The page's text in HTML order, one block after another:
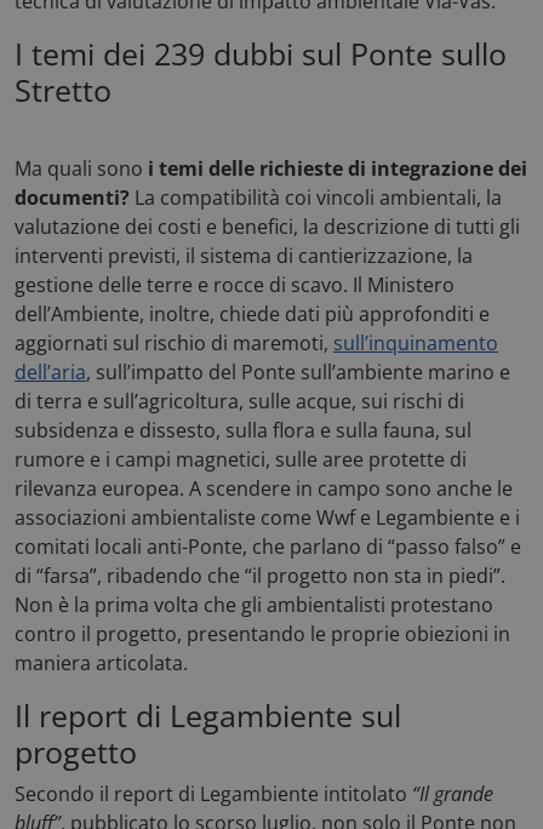
I temi dei 239 dubbi sul Ponte sullo
Stretto
Ma quali sono i temi delle richieste di integrazione dei
documenti? La compatibilità coi vincoli ambientali, la
valutazione dei costi e benefici, la descrizione di tutti gli
interventi previsti, il sistema di cantierizzazione, la
gestione delle terre e rocce di scavo. Il Ministero
dell’Ambiente, inoltre, chiede dati più approfonditi e
aggiornati sul rischio di maremoti, sull’inquinamento
dell’aria, sull’impatto del Ponte sull’ambiente marino e
di terra e sull’agricoltura, sulle acque, sui rischi di
subsidenza e dissesto, sulla flora e sulla fauna, sul
rumore e i campi magnetici, sulle aree protette di
rilevanza europea. A scendere in campo sono anche le
associazioni ambientaliste come Wwf e Legambiente e i
comitati locali anti-Ponte, che parlano di “passo falso” e
di “farsa”, ribadendo che “il progetto non sta in piedi”.
Non è la prima volta che gli ambientalisti protestano
contro il progetto, presentando le proprie obiezioni in
maniera articolata.
Il report di Legambiente sul
progetto
Secondo il report di Legambiente intitolato “Il grande
bluff”, pubblicato lo scorso luglio, non solo il Ponte non